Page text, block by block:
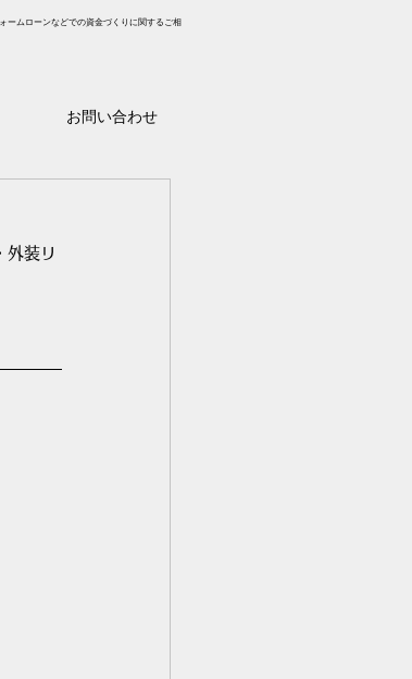
ームローンなどでの資金づくりに関するご相
お問い合わせ
外装リ